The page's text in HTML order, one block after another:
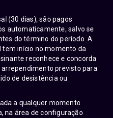
(30 dias), são pagos
automaticamente, salvo se
do término do período. A
início no momento da
reconhece e concorda
previsto para
de desistência ou
a qualquer momento
na área de configuração